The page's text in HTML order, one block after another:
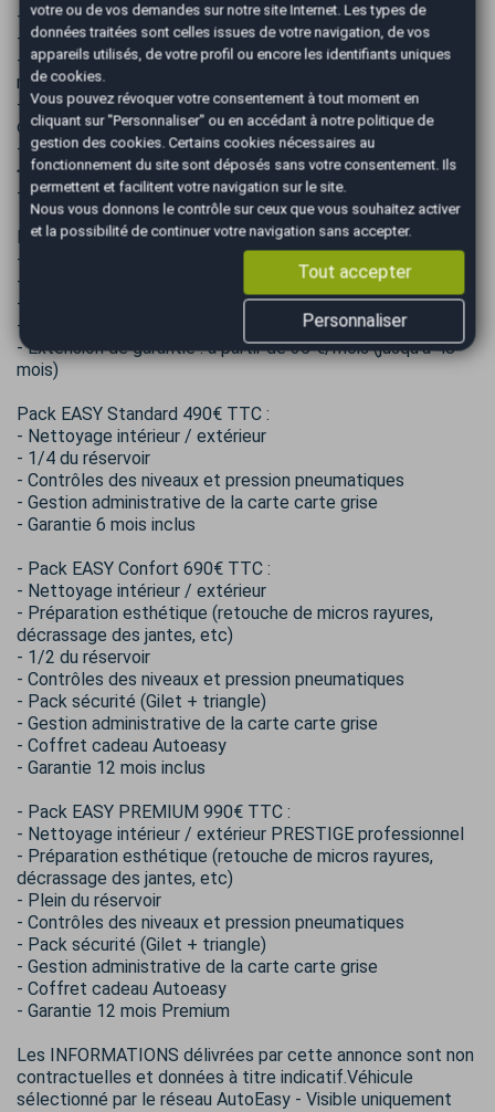
- PRIX TTC hors frais de mise à la route et carte grise.
- VISIBLE UNIQUEMENT SUR RENDEZ-VOUS
- SOLUTIONS DE FINANCEMENT : possible de 12 à 84
mois.
- LIVRAISON possible dans toute la France à votre
domicile ou votre bureau ! (sur devis).
- REPRISE possible de votre ancien véhicule.
➖➖➖➖➖➖➖➖➖➖➖➖➖➖➖➖➖
- FRAIS DE MISE A LA ROUTE :
Pack extension 490 € TTC
- Nettoyage intérieur / extérieur
- 1/4 du réservoir
- Contrôles des niveaux et pression pneumatiques
- Gestion administrative de la carte carte grise
- Extension de garantie : à partir de 35 €/mois (jusqu'à 48
mois)
Pack EASY Standard 490€ TTC :
- Nettoyage intérieur / extérieur
- 1/4 du réservoir
- Contrôles des niveaux et pression pneumatiques
- Gestion administrative de la carte carte grise
- Garantie 6 mois inclus
- Pack EASY Confort 690€ TTC :
- Nettoyage intérieur / extérieur
- Préparation esthétique (retouche de micros rayures,
décrassage des jantes, etc)
- 1/2 du réservoir
- Contrôles des niveaux et pression pneumatiques
- Pack sécurité (Gilet + triangle)
- Gestion administrative de la carte carte grise
- Coffret cadeau Autoeasy
- Garantie 12 mois inclus
- Pack EASY PREMIUM 990€ TTC :
- Nettoyage intérieur / extérieur PRESTIGE professionnel
- Préparation esthétique (retouche de micros rayures,
décrassage des jantes, etc)
- Plein du réservoir
- Contrôles des niveaux et pression pneumatiques
- Pack sécurité (Gilet + triangle)
- Gestion administrative de la carte carte grise
- Coffret cadeau Autoeasy
- Garantie 12 mois Premium
Les INFORMATIONS délivrées par cette annonce sont non
contractuelles et données à titre indicatif.Véhicule
sélectionné par le réseau AutoEasy - Visible uniquement
votre ou de vos demandes sur notre site Internet. Les types de
données traitées sont celles issues de votre navigation, de vos
appareils utilisés, de votre profil ou encore les identifiants uniques
de cookies.
Vous pouvez révoquer votre consentement à tout moment en
cliquant sur "Personnaliser" ou en accédant à notre politique de
gestion des cookies. Certains cookies nécessaires au
fonctionnement du site sont déposés sans votre consentement. Ils
permettent et facilitent votre navigation sur le site.
Nous vous donnons le contrôle sur ceux que vous souhaitez activer
et la possibilité de continuer votre navigation sans accepter.
Tout accepter
Personnaliser